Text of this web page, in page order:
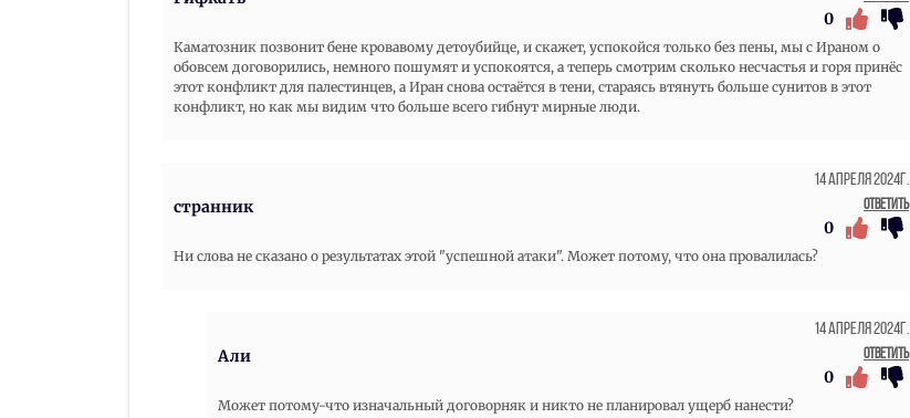
0
Каматозник позвонит бене кровавому детоубийце, и скажет, успокойся только без пены, мы с Ираном о
обовсем договорились, немного пошумят и успокоятся, а теперь смотрим сколько несчастья и горя принёс
этот конфликт для палестинцев, а Иран снова остаётся в тени, стараясь втянуть больше сунитов в этот
конфликт, но как мы видим что больше всего гибнут мирные люди.
странник
14 Апреля 2024г.
Ответить
0
Ни слова не сказано о результатах этой "успешной атаки". Может потому, что она провалилась?
Али
14 Апреля 2024г.
Ответить
0
Может потому-что изначальный договорняк и никто не планировал ущерб нанести?